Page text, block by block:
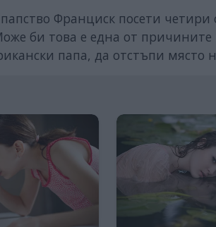
Франциск посети
би това е една от
папа, да отстъпи място